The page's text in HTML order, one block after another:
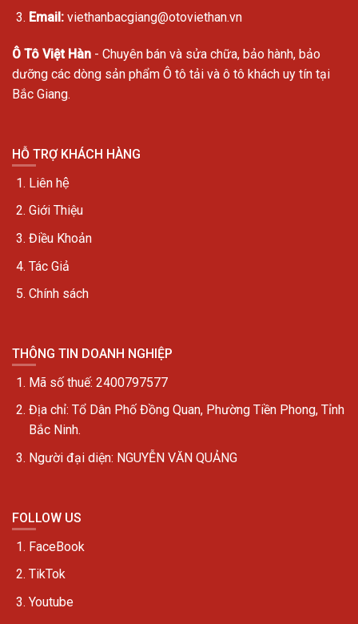
Email: viethanbacgiang@otoviethan.vn
Ô Tô Việt Hàn - Chuyên bán và sửa chữa, bảo hành, bảo
dưỡng các dòng sản phẩm Ô tô tải và ô tô khách uy tín tại
Bắc Giang.
HỖ TRỢ KHÁCH HÀNG
Liên hệ
Giới Thiệu
Điều Khoản
Tác Giả
Chính sách
THÔNG TIN DOANH NGHIỆP
Mã số thuế: 2400797577
Địa chỉ: Tổ Dân Phố Đồng Quan, Phường Tiền Phong, Tỉnh
Bắc Ninh.
Người đại diện: NGUYỄN VĂN QUẢNG
FOLLOW US
FaceBook
TikTok
Youtube